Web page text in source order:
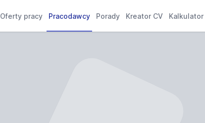
Oferty pracy Pracodawcy Porady Kreator CV